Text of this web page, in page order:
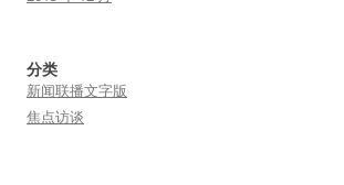
分类
新闻联播文字版
焦点访谈